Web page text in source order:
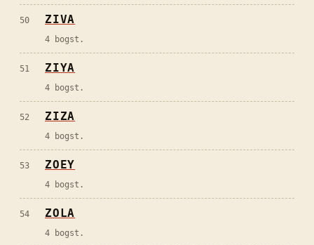
50 ZIVA
4 bogst.
51 ZIYA
4 bogst.
52 ZIZA
4 bogst.
53 ZOEY
4 bogst.
54 ZOLA
4 bogst.